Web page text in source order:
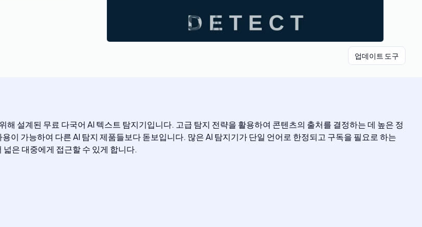
업데이트 도구
설계된 무료 다국어 AI 텍스트 탐지기입니다. 고급 탐지 전략을 활용하여 콘텐츠의 출처를 결정하는 데 높은 정
가능하여 다른 AI 탐지 제품들보다 돋보입니다. 많은 AI 탐지기가 단일 언어로 한정되고 구독을 필요로 하는
은 대중에게 접근할 수 있게 합니다.